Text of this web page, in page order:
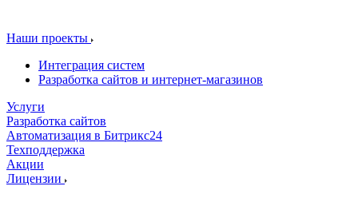
Наши проекты
Интеграция систем
Разработка сайтов и интернет-магазинов
Услуги
Разработка сайтов
Автоматизация в Битрикс24
Техподдержка
Акции
Лицензии